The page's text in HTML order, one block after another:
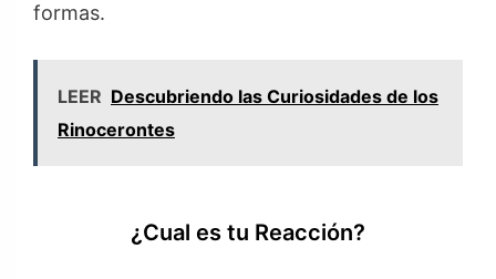
formas.
LEER Descubriendo las Curiosidades de los
Rinocerontes
¿Cual es tu Reacción?